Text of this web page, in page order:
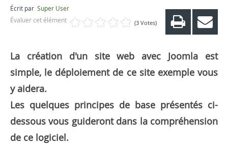
Écrit par Super User
Évaluer cet élément
(3 Votes)
La création d'un site web avec Joomla est
simple, le déploiement de ce site exemple vous
y aidera.
Les quelques principes de base présentés ci-
dessous vous guideront dans la compréhension
de ce logiciel.